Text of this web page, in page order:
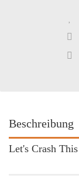
Beschreibung
Let's Crash